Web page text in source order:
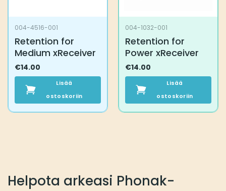
004-4516-001
Retention for
Medium xReceiver
€14.00
Lisää
ostoskoriin
004-1032-001
Retention for
Power xReceiver
€14.00
Lisää
ostoskoriin
Helpota arkeasi Phonak-